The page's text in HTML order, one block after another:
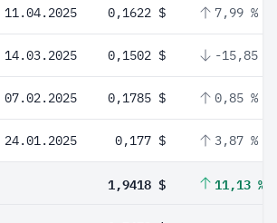
11.04.2025 0,1622 $ 7,99 %
14.03.2025 0,1502 $ -15,85 %
07.02.2025 0,1785 $ 0,85 %
24.01.2025 0,177 $ 3,87 %
1,9418 $ 11,13 %